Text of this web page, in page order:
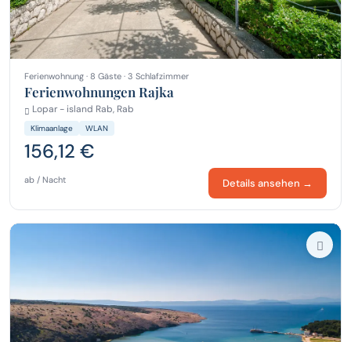
Ferienwohnung · 8 Gäste · 3 Schlafzimmer
Ferienwohnungen Rajka
Lopar - island Rab, Rab
Klimaanlage WLAN
156,12 €
ab / Nacht Details ansehen →